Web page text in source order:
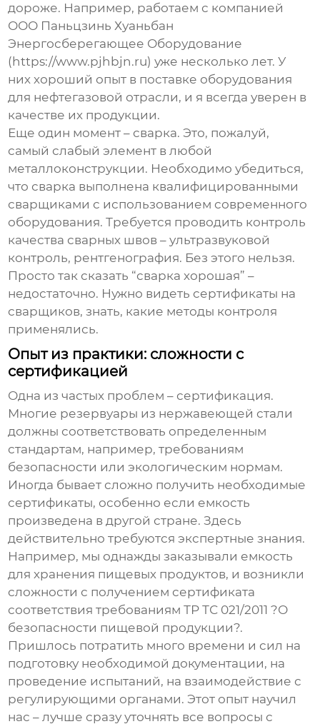
дороже. Например, работаем с компанией
ООО Паньцзинь Хуаньбан
Энергосберегающее Оборудование
(https://www.pjhbjn.ru) уже несколько лет. У
них хороший опыт в поставке оборудования
для нефтегазовой отрасли, и я всегда уверен в
качестве их продукции.
Еще один момент – сварка. Это, пожалуй,
самый слабый элемент в любой
металлоконструкции. Необходимо убедиться,
что сварка выполнена квалифицированными
сварщиками с использованием современного
оборудования. Требуется проводить контроль
качества сварных швов – ультразвуковой
контроль, рентгенография. Без этого нельзя.
Просто так сказать “сварка хорошая” –
недостаточно. Нужно видеть сертификаты на
сварщиков, знать, какие методы контроля
применялись.
Опыт из практики: сложности с
сертификацией
Одна из частых проблем – сертификация.
Многие резервуары из нержавеющей стали
должны соответствовать определенным
стандартам, например, требованиям
безопасности или экологическим нормам.
Иногда бывает сложно получить необходимые
сертификаты, особенно если емкость
произведена в другой стране. Здесь
действительно требуются экспертные знания.
Например, мы однажды заказывали емкость
для хранения пищевых продуктов, и возникли
сложности с получением сертификата
соответствия требованиям ТР ТС 021/2011 ?О
безопасности пищевой продукции?.
Пришлось потратить много времени и сил на
подготовку необходимой документации, на
проведение испытаний, на взаимодействие с
регулирующими органами. Этот опыт научил
нас – лучше сразу уточнять все вопросы с